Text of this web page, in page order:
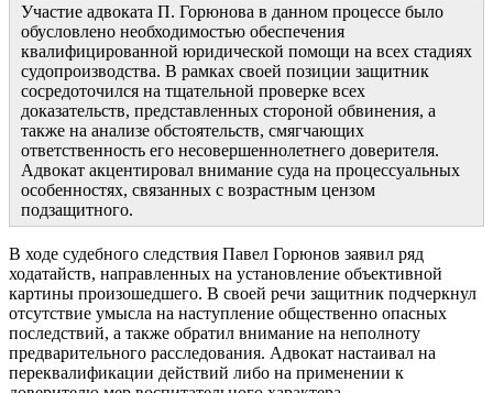
Участие адвоката П. Горюнова в данном процессе было
обусловлено необходимостью обеспечения
квалифицированной юридической помощи на всех стадиях
судопроизводства. В рамках своей позиции защитник
сосредоточился на тщательной проверке всех
доказательств, представленных стороной обвинения, а
также на анализе обстоятельств, смягчающих
ответственность его несовершеннолетнего доверителя.
Адвокат акцентировал внимание суда на процессуальных
особенностях, связанных с возрастным цензом
подзащитного.
В ходе судебного следствия Павел Горюнов заявил ряд
ходатайств, направленных на установление объективной
картины произошедшего. В своей речи защитник подчеркнул
отсутствие умысла на наступление общественно опасных
последствий, а также обратил внимание на неполноту
предварительного расследования. Адвокат настаивал на
переквалификации действий либо на применении к